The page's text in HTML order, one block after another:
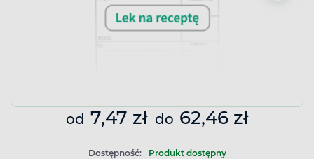
od 7,47 zł do 62,46 zł
Dostępność: Produkt dostępny